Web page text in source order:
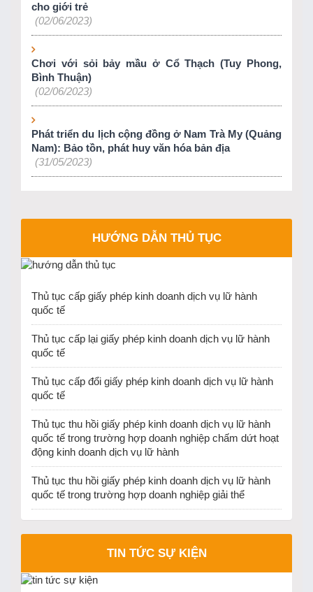
cho giới trẻ
(02/06/2023)
Chơi với sỏi bảy mầu ở Cổ Thạch (Tuy Phong,
Bình Thuận)
(02/06/2023)
Phát triển du lịch cộng đồng ở Nam Trà My (Quảng
Nam): Bảo tồn, phát huy văn hóa bản địa
(31/05/2023)
HƯỚNG DẪN THỦ TỤC
Thủ tục cấp giấy phép kinh doanh dịch vụ lữ hành
quốc tế
Thủ tục cấp lại giấy phép kinh doanh dịch vụ lữ hành
quốc tế
Thủ tục cấp đổi giấy phép kinh doanh dịch vụ lữ hành
quốc tế
Thủ tục thu hồi giấy phép kinh doanh dịch vụ lữ hành
quốc tế trong trường hợp doanh nghiệp chấm dứt hoạt
động kinh doanh dịch vụ lữ hành
Thủ tục thu hồi giấy phép kinh doanh dịch vụ lữ hành
quốc tế trong trường hợp doanh nghiệp giải thể
TIN TỨC SỰ KIỆN